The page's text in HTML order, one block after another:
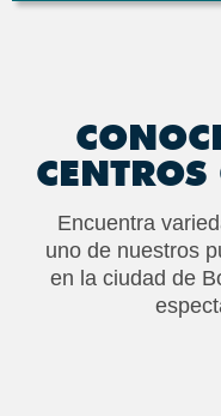
Encuentra
uno de nuestros
en la ciudad de